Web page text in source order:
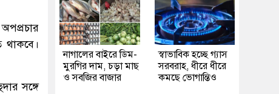
থাকবে।
সঙ্গে
নাগালের বাইরে ডিম-
মুরগির দাম, চড়া মাছ
ও সবজির বাজার
স্বাভাবিক হচ্ছে গ্যাস
সরবরাহ, ধীরে ধীরে
কমছে ভোগান্তিও